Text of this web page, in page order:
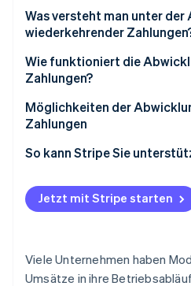
Stripe-
Erfahren Sie,
Was versteht man unter der
wiederkehrender
Wie funktioniert die
Zahlungen?
Möglichkeiten der
Zahlungen
So kann Stripe Sie
Jetzt mit Stripe starten
Viele Unternehmen haben
Umsätze in ihre